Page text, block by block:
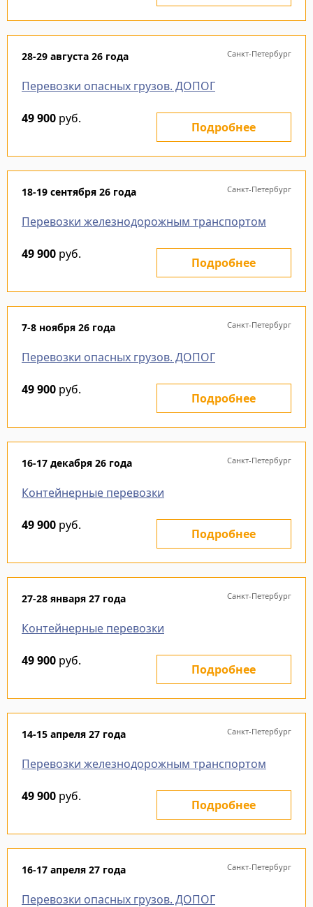
28-29 августа 26 года Санкт-Петербург
Перевозки опасных грузов. ДОПОГ
49 900 руб.
Подробнее
18-19 сентября 26 года Санкт-Петербург
Перевозки железнодорожным транспортом
49 900 руб.
Подробнее
7-8 ноября 26 года Санкт-Петербург
Перевозки опасных грузов. ДОПОГ
49 900 руб.
Подробнее
16-17 декабря 26 года Санкт-Петербург
Контейнерные перевозки
49 900 руб.
Подробнее
27-28 января 27 года Санкт-Петербург
Контейнерные перевозки
49 900 руб.
Подробнее
14-15 апреля 27 года Санкт-Петербург
Перевозки железнодорожным транспортом
49 900 руб.
Подробнее
16-17 апреля 27 года Санкт-Петербург
Перевозки опасных грузов. ДОПОГ